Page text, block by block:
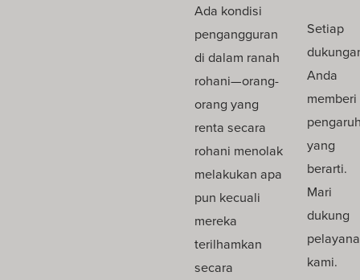
Ada kondisi
pengangguran
di dalam ranah
rohani—orang-
orang yang
renta secara
rohani menolak
melakukan apa
pun kecuali
mereka
terilhamkan
secara
Setiap
Anda
memberi
yang
berarti.
Mari
dukung
kami.